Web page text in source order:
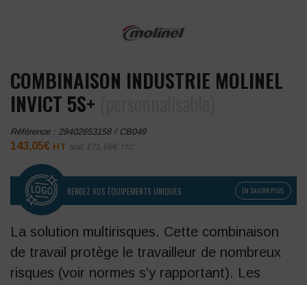
COMBINAISON INDUSTRIE MOLINEL
INVICT 5S+
Référence : 29402653158 / CB049
143,05€ HT soit 171,66€ TTC
RENDEZ VOS ÉQUIPEMENTS UNIQUES EN SAVOIR PLUS
La solution multirisques. Cette combinaison
de travail protège le travailleur de nombreux
risques (voir normes s’y rapportant). Les